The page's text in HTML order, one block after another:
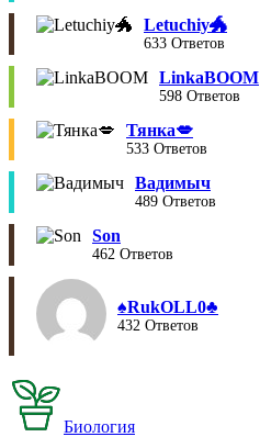
Letuchiy🐲
633 Ответов
LinkaBOOM
598 Ответов
Тянка💋
533 Ответов
Вадимыч
489 Ответов
Son
462 Ответов
♠︎RukOLL0♣︎
432 Ответов
Биология